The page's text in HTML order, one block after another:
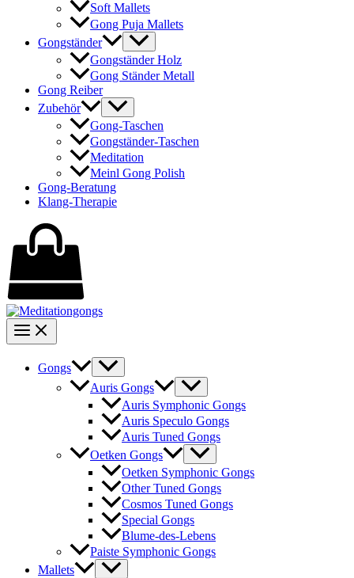
Soft Mallets
Gong Puja Mallets
Gongständer
Gongständer Holz
Gong Ständer Metall
Gong Reiber
Zubehör
Gong-Taschen
Gongständer-Taschen
Meditation
Meinl Gong Polish
Gong-Beratung
Klang-Therapie
Gongs
Auris Gongs
Auris Symphonic Gongs
Auris Speculo Gongs
Auris Tuned Gongs
Oetken Gongs
Oetken Symphonic Gongs
Other Tuned Gongs
Cosmos Tuned Gongs
Special Gongs
Blume-des-Lebens
Paiste Symphonic Gongs
Mallets